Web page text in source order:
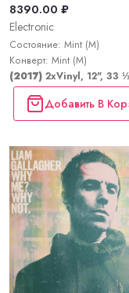
8390.00 ₽
Electronic
Состояние: Mint (M)
Конверт: Mint (M)
(2017) 2xVinyl, 12", 33
Добавить В